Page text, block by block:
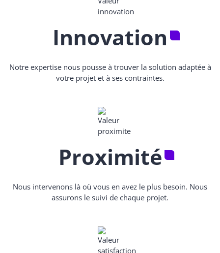
Innovation
Notre expertise nous pousse à trouver la solution adaptée à
votre projet et à ses contraintes.
Proximité
Nous intervenons là où vous en avez le plus besoin. Nous
assurons le suivi de chaque projet.